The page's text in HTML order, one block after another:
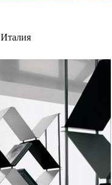
Италия